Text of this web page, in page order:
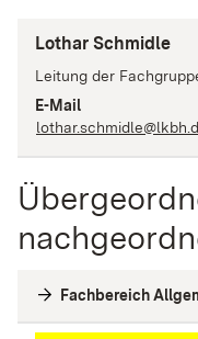
Lothar Schmidle
Leitung der
E-Mail
Fachbereich